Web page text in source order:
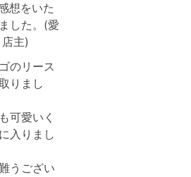
想をいた
した。(愛
主)
のリース
りまし
可愛いく
入りまし
うござい